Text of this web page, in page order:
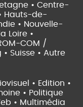
• Centre-
Hauts-de-
• Nouvelle-
Loire •
COM /
• Suisse • Autre
• Edition •
• Politique
• Multimédia